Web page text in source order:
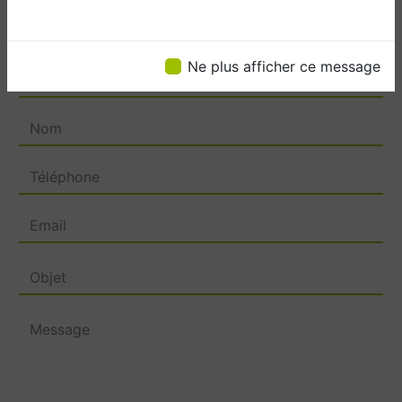
Ne plus afficher ce message